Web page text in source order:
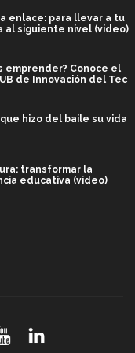
enlace: para llevar a tu
al siguiente nivel (video)
emprender? Conoce el
de Innovación del Tec
hizo del baile su vida
transformar la
educativa (video)
2026! (video)